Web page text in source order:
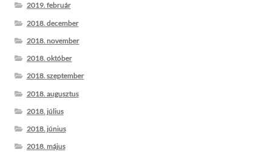
2019. február
2018. december
2018. november
2018. október
2018. szeptember
2018. augusztus
2018. július
2018. június
2018. május